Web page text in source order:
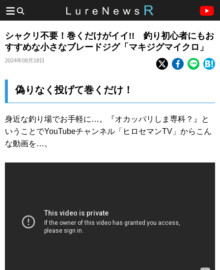
シャクリ不要！巻くだけがイイ!! 釣り初心者にもお
すすめな小さなブレードジグ「マキジグマイクロ」
2024年08月18日
偽りなく投げて巻くだけ！
身近な釣り場でお手軽に…。『オカッパリしま専科？』と
いうことでYouTubeチャンネル「ヒロセマンTV」からこん
な動画を…。